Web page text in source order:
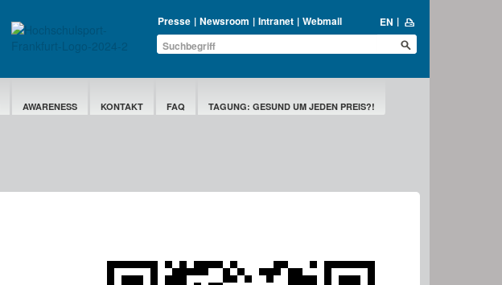
Presse Newsroom Intranet Webmail EN
AWARENESS KONTAKT FAQ TAGUNG: GESUND UM JEDEN PREIS?!